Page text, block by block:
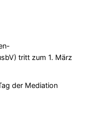
tritt zum 1. März
der Mediation